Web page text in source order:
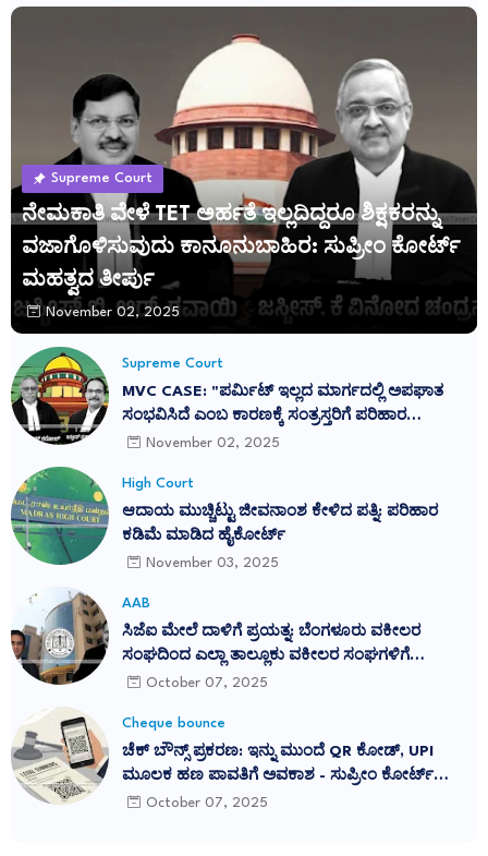
Supreme Court
ನೇಮಕಾತಿ ವೇಳೆ TET ಅರ್ಹತೆ ಇಲ್ಲದಿದ್ದರೂ ಶಿಕ್ಷಕರನ್ನು
ವಜಾಗೊಳಿಸುವುದು ಕಾನೂನುಬಾಹಿರ: ಸುಪ್ರೀಂ ಕೋರ್ಟ್
ಮಹತ್ವದ ತೀರ್ಪು
November 02, 2025
Supreme Court
MVC CASE: "ಪರ್ಮಿಟ್ ಇಲ್ಲದ ಮಾರ್ಗದಲ್ಲಿ ಅಪಘಾತ
ಸಂಭವಿಸಿದೆ ಎಂಬ ಕಾರಣಕ್ಕೆ ಸಂತ್ರಸ್ತರಿಗೆ ಪರಿಹಾರ
ನಿರಾಕರಿಸುವುದು ನ್ಯಾಯವಲ್ಲ": ಕರ್ನಾಟಕ ಹೈಕೋರ್ಟ್
November 02, 2025
High Court
ಆದಾಯ ಮುಚ್ಚಿಟ್ಟು ಜೀವನಾಂಶ ಕೇಳಿದ ಪತ್ನಿ: ಪರಿಹಾರ
ಕಡಿಮೆ ಮಾಡಿದ ಹೈಕೋರ್ಟ್
November 03, 2025
AAB
ಸಿಜೆಐ ಮೇಲೆ ದಾಳಿಗೆ ಪ್ರಯತ್ನ: ಬೆಂಗಳೂರು ವಕೀಲರ
ಸಂಘದಿಂದ ಎಲ್ಲಾ ತಾಲ್ಲೂಕು ವಕೀಲರ ಸಂಘಗಳಿಗೆ
ಪ್ರತಿಭಟನೆಗೆ ಕರೆ
October 07, 2025
Cheque bounce
ಚೆಕ್ ಬೌನ್ಸ್ ಪ್ರಕರಣ: ಇನ್ನು ಮುಂದೆ QR ಕೋಡ್, UPI
ಮೂಲಕ ಹಣ ಪಾವತಿಗೆ ಅವಕಾಶ - ಸುಪ್ರೀಂ ಕೋರ್ಟ್
ಮಹತ್ವದ ನಿರ್ದೇಶನ
October 07, 2025